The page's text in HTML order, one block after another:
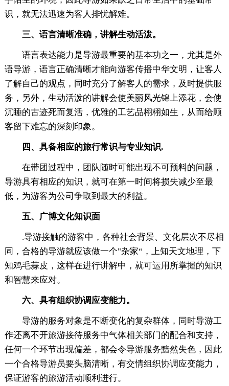
识，就无法迅速为客人排忧解难。
三、语言清晰准确，讲解生动活泼。
语言表达能力是导游最重要的基本功之一，尤其是外
语导游，语言正确清晰才能向游客传播中华文明，让客人
了解自己的观点，同时充分了解客人的需求，及时提供服
务，另外，生动活泼的讲解会使美丽风光锦上添花，会使
沉睡的古迹死而复活，优雅的工艺品栩栩如生，从而给顾
客留下难忘的深刻印象。
四、具备相应的旅行常识与专业知识.
在带团过程中，团队随时可能出现不可预料的问题，
导游具有相应的知识，就可在第一时间将损失减少至最
低，为游客为公司争取到最大的利益。
五、广博文化知识面
.导游接触的游客中，各种社会背景、文化层次不尽相
同，合格的导游就应该做一个"杂家“，上知天文地理，下
知鸡毛蒜皮，这样在进行讲解中，就可运用所掌握的知识
和智慧来应对。
六、具有组织协调应变能力。
导游的服务对象是不断变化的复杂群体，同时导游工
作还离不开旅游接待服务中气体相关部门的配合和支持，
任何一个环节出现偏差，都会令导游服务黯然失色，因此
一个合格导游员要头脑清晰，有交情组织协调应变能力，
保证游客的旅游活动顺利进行。